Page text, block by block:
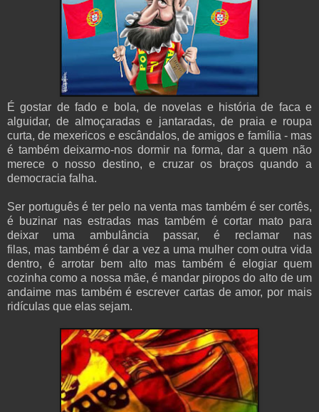
É gostar de fado e bola, de novelas e história de faca e
alguidar, de almoçaradas e jantaradas, de praia e roupa
curta, de mexericos e escândalos, de amigos e família - mas
é também deixarmo-nos dormir na forma, dar a quem não
merece o nosso destino, e cruzar os braços quando a
democracia falha.
Ser português é ter pelo na venta mas também é ser cortês,
é buzinar nas estradas mas também é cortar mato para
deixar uma ambulância passar, é reclamar nas
filas, mas também é dar a vez a uma mulher com outra vida
dentro, é arrotar bem alto mas também é elogiar quem
cozinha como a nossa mãe, é mandar piropos do alto de um
andaime mas também é escrever cartas de amor, por mais
ridículas que elas sejam.